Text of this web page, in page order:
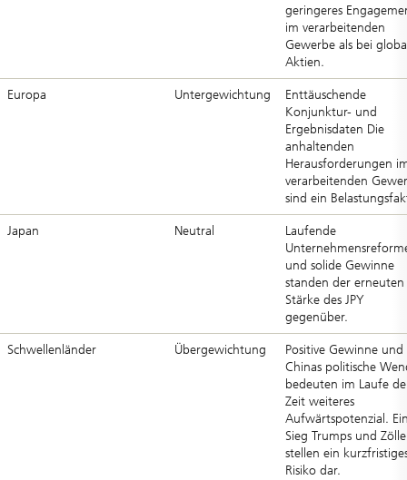
geringeres
im verarbeitenden
Gewerbe als bei
Aktien.
Europa Untergewichtung
Enttäuschende
Konjunktur- und
Ergebnisdaten Die
anhaltenden
Herausforderungen
verarbeitenden
sind ein
Japan Neutral
Laufende
und solide Gewinne
standen der erneuten
Stärke des JPY
gegenüber.
Schwellenländer Übergewichtung
Positive Gewinne und
Chinas politische
bedeuten im Laufe
Zeit weiteres
Aufwärtspotenzial.
Sieg Trumps und Zölle
stellen ein
Risiko dar.